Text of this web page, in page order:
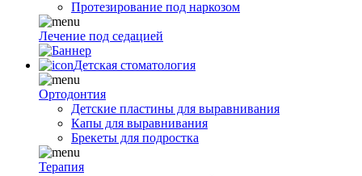
Протезирование под наркозом
Лечение под седацией
Детская стоматология
Ортодонтия
Детские пластины для выравнивания
Капы для выравнивания
Брекеты для подростка
Терапия